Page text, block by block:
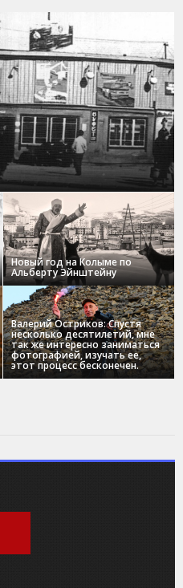
Новый год на Колыме по
Альберту Эйнштейну
Валерий Остриков: Спустя
несколько десятилетий, мне
так же интересно заниматься
фотографией, изучать ее,
этот процесс бесконечен.